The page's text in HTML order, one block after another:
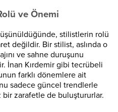
ve Önemi
stilistlerin rolü
değildir. Bir stilist, aslında o
ve sahne duruşunu
İnan Kırdemir gibi tecrübeli
farklı dönemlere ait
sadece güncel trendlerle
bir zarafetle de buluştururlar.